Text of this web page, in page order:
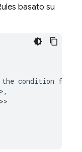
basato su
condition for